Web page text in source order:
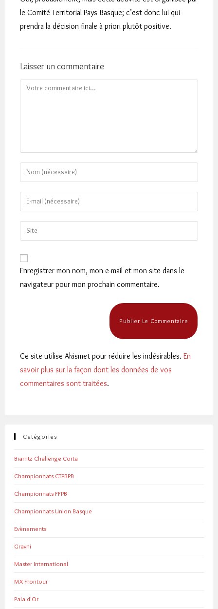
le Comité Territorial Pays Basque; c’est donc lui qui
prendra la décision finale à priori plutôt positive.
Laisser un commentaire
Comment
Enter
your
name
comment
Enter
your
email
address
Saisir
l’URL
votre
site
(facultatif)
Enregistrer mon nom, mon e-mail et mon site dans le
navigateur pour mon prochain commentaire.
Ce site utilise Akismet pour réduire les indésirables.En
savoir plus sur la façon dont les données de vos
commentaires sont traitées.
Catégories
Biarritz Challenge Corta
Championnats CTPBPB
Championnats FFPB
Championnats Union Basque
Evènements
Gravni
Master International
MX Frontour
Pala d'Or